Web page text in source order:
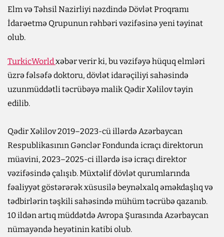
Elm və Təhsil Nazirliyi nəzdində Dövlət Proqramı
İdarəetmə Qrupunun rəhbəri vəzifəsinə yeni təyinat
olub.
TurkicWorldxəbər verir ki, bu vəzifəyə hüquq elmləri
üzrə fəlsəfə doktoru, dövlət idarəçiliyi sahəsində
uzunmüddətli təcrübəyə malik Qədir Xəlilov təyin
edilib.
Qədir Xəlilov 2019–2023-cü illərdə Azərbaycan
Respublikasının Gənclər Fondunda icraçı direktorun
müavini, 2023–2025-ci illərdə isə icraçı direktor
vəzifəsində çalışıb. Müxtəlif dövlət qurumlarında
fəaliyyət göstərərək xüsusilə beynəlxalq əməkdaşlıq və
tədbirlərin təşkili sahəsində mühüm təcrübə qazanıb.
10 ildən artıq müddətdə Avropa Şurasında Azərbaycan
nümayəndə heyətinin katibi olub.